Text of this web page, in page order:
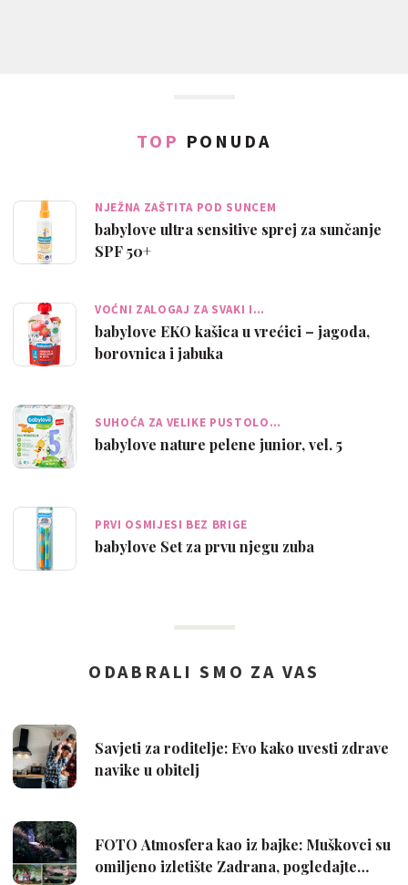
TOP PONUDA
NJEŽNA ZAŠTITA POD SUNCEM
babylove ultra sensitive sprej za sunčanje
SPF 50+
VOĆNI ZALOGAJ ZA SVAKI I…
babylove EKO kašica u vrećici – jagoda,
borovnica i jabuka
SUHOĆA ZA VELIKE PUSTOLO…
babylove nature pelene junior, vel. 5
PRVI OSMIJESI BEZ BRIGE
babylove Set za prvu njegu zuba